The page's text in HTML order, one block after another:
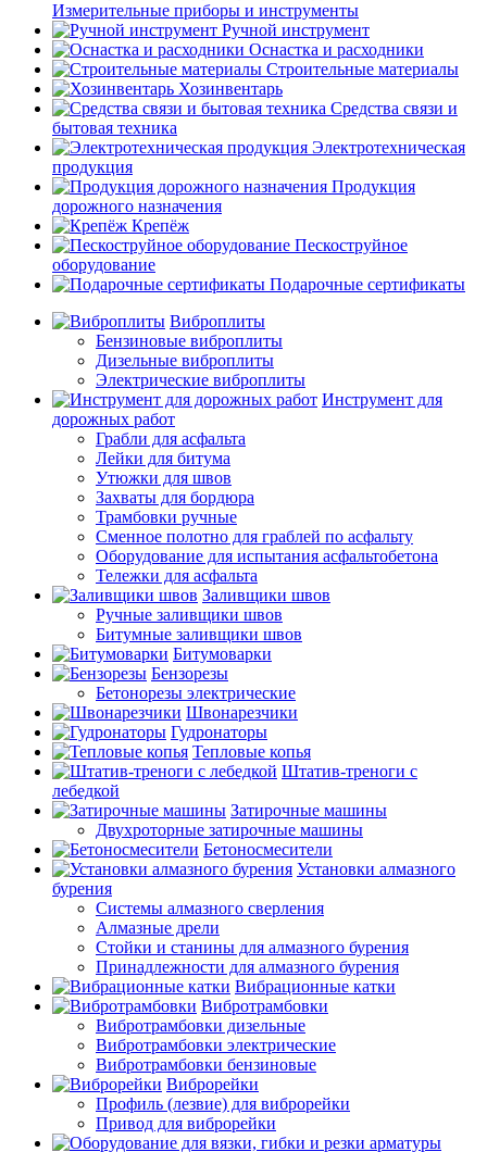
Измерительные приборы и инструменты
Ручной инструмент
Оснастка и расходники
Строительные материалы
Хозинвентарь
Средства связи и
бытовая техника
Электротехническая
продукция
Продукция
дорожного назначения
Крепёж
Пескоструйное
оборудование
Подарочные сертификаты
Виброплиты
Бензиновые виброплиты
Дизельные виброплиты
Электрические виброплиты
Инструмент для
дорожных работ
Грабли для асфальта
Лейки для битума
Утюжки для швов
Захваты для бордюра
Трамбовки ручные
Сменное полотно для граблей по асфальту
Оборудование для испытания асфальтобетона
Тележки для асфальта
Заливщики швов
Ручные заливщики швов
Битумные заливщики швов
Битумоварки
Бензорезы
Бетонорезы электрические
Швонарезчики
Гудронаторы
Тепловые копья
Штатив-треноги с
лебедкой
Затирочные машины
Двухроторные затирочные машины
Бетоносмесители
Установки алмазного
бурения
Системы алмазного сверления
Алмазные дрели
Стойки и станины для алмазного бурения
Принадлежности для алмазного бурения
Вибрационные катки
Вибротрамбовки
Вибротрамбовки дизельные
Вибротрамбовки электрические
Вибротрамбовки бензиновые
Виброрейки
Профиль (лезвие) для виброрейки
Привод для виброрейки